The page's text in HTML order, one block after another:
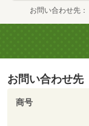
お問い合わせ先
お問い合わせ先
商号